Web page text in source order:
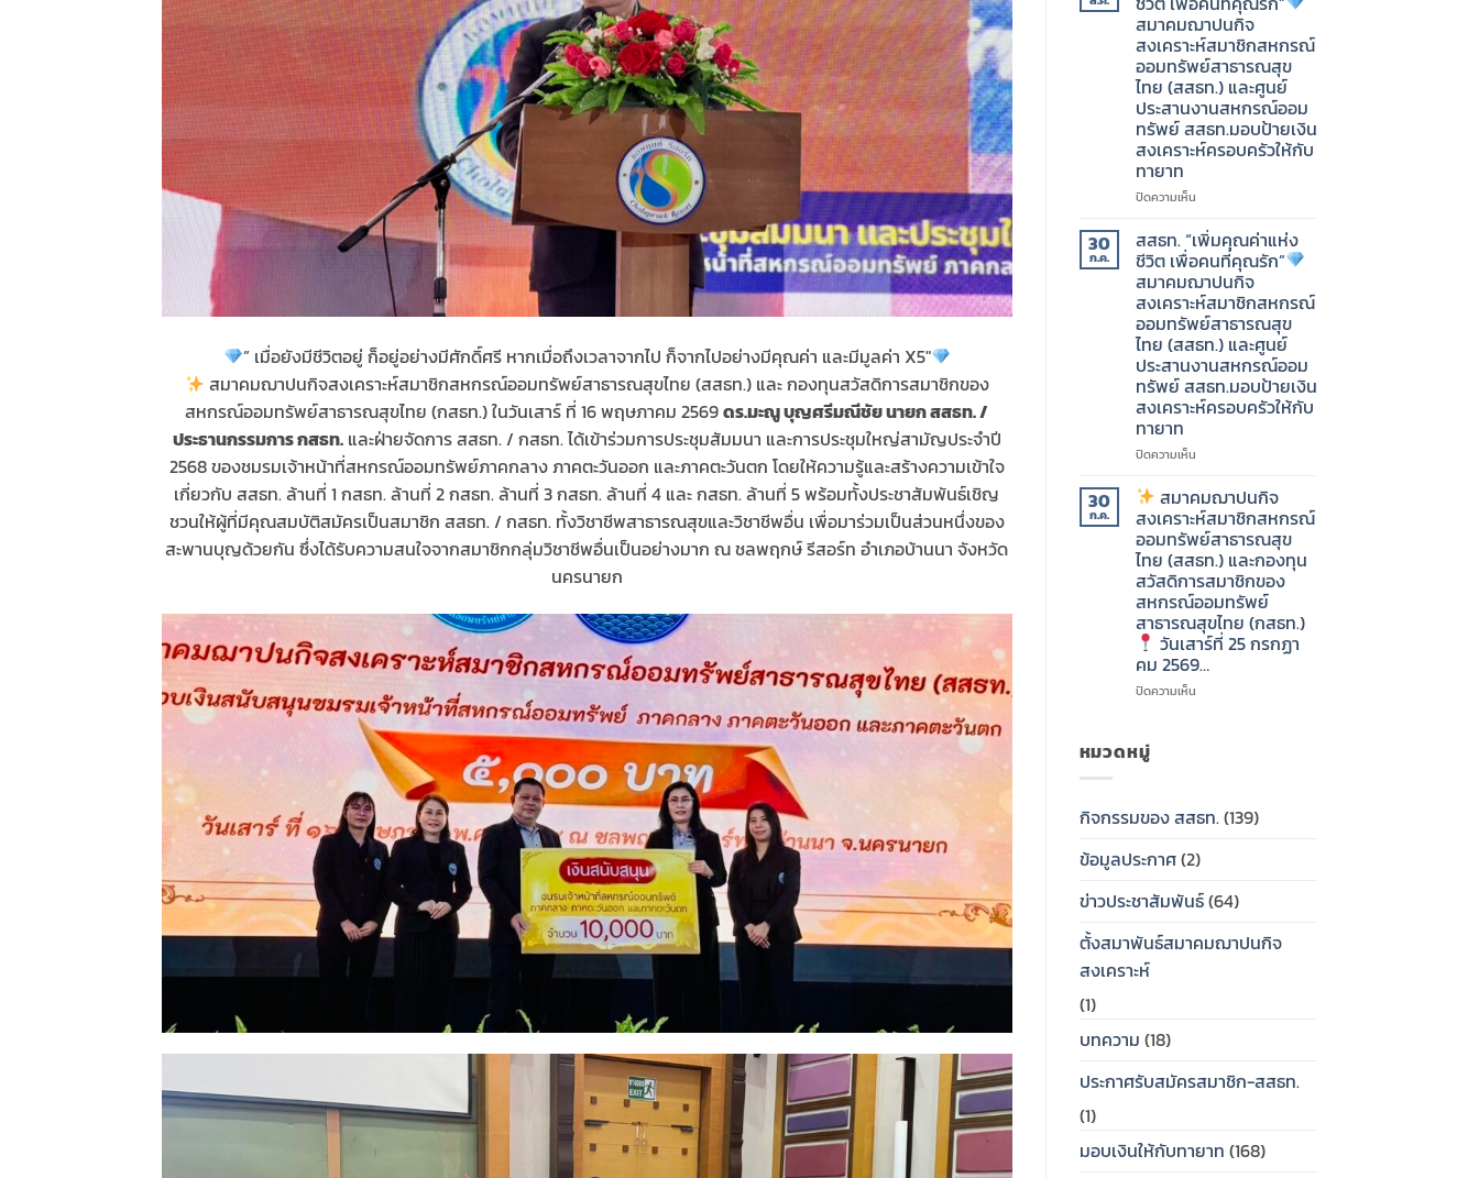
” เมื่อยังมีชีวิตอยู่ ก็อยู่อย่างมีศักดิ์ศรี หากเมื่อถึงเวลาจากไป ก็จากไปอย่างมีคุณค่า และมีมูลค่า X5″
สมาคมฌาปนกิจสงเคราะห์สมาชิกสหกรณ์ออมทรัพย์สาธารณสุขไทย (สสธท.) และ กองทุนสวัสดิการสมาชิกของ
สหกรณ์ออมทรัพย์สาธารณสุขไทย (กสธท.) ในวันเสาร์ ที่ 16 พฤษภาคม 2569ดร.มะณู บุญศรีมณีชัย นายก สสธท. /
ประธานกรรมการ กสธท.และฝ่ายจัดการ สสธท. / กสธท. ได้เข้าร่วมการประชุมสัมมนา และการประชุมใหญ่สามัญประจำปี
2568 ของชมรมเจ้าหน้าที่สหกรณ์ออมทรัพย์ภาคกลาง ภาคตะวันออก และภาคตะวันตก โดยให้ความรู้และสร้างความเข้าใจ
เกี่ยวกับ สสธท. ล้านที่ 1 กสธท. ล้านที่ 2 กสธท. ล้านที่ 3 กสธท. ล้านที่ 4 และ กสธท. ล้านที่ 5 พร้อมทั้งประชาสัมพันธ์เชิญ
ชวนให้ผู้ที่มีคุณสมบัติสมัครเป็นสมาชิก สสธท. / กสธท. ทั้งวิชาชีพสาธารณสุขและวิชาชีพอื่น เพื่อมาร่วมเป็นส่วนหนึ่งของ
สะพานบุญด้วยกัน ซึ่งได้รับความสนใจจากสมาชิกกลุ่มวิชาชีพอื่นเป็นอย่างมาก ณ ชลพฤกษ์ รีสอร์ท อำเภอบ้านนา จังหวัด
นครนายก
ออม
ทรัพย์
สาธารณสุข
ไทย
(กสธท.)
วัน
เสาร์
สิงหาคม
2569…..
สมาชิก
สหกรณ์
ออม
ทรัพย์
สาธารณสุข
ไทย
(สสธท.)
และ
กองทุน
สมาชิก
สหกรณ์
ออม
ทรัพย์
สาธารณสุข
ไทย
(กสธท.)
ใน
วัน
ศุกร์
กรกฎาคม
สมาคมฌาปนกิจ
สงเคราะห์สมาชิกสหกรณ์
ออมทรัพย์สาธารณสุข
ไทย (สสธท.) และศูนย์
ประสานงานสหกรณ์ออม
ทรัพย์ สสธท.มอบป้ายเงิน
สงเคราะห์ครอบครัวให้กับ
ทายาท
ปิดความเห็นบน
“เพิ่ม
คุณค่า
แห่ง
ชีวิต
เพื่อ
คน
ที่
คุณ
รัก”
สมาคม
สงเคราะห์
สหกรณ์
ออม
ทรัพย์
สาธารณสุข
ไทย
(สสธท.)
และ
ศูนย์
ประสาน
งาน
ออม
ครอบครัว
กับ
ทายาท
30
ก.ค.
สสธท. “เพิ่มคุณค่าแห่ง
ชีวิต เพื่อคนที่คุณรัก”
สมาคมฌาปนกิจ
สงเคราะห์สมาชิกสหกรณ์
ออมทรัพย์สาธารณสุข
ไทย (สสธท.) และศูนย์
ประสานงานสหกรณ์ออม
ทรัพย์ สสธท.มอบป้ายเงิน
สงเคราะห์ครอบครัวให้กับ
ทายาท
ปิดความเห็นบน
“เพิ่ม
คุณค่า
แห่ง
ชีวิต
เพื่อ
คน
ที่
คุณ
รัก”
สมาคม
ฌาปนกิจ
สาธารณสุข
ไทย
และ
ประสาน
สหกรณ์
ให้
30
ก.ค.
สมาคมฌาปนกิจ
สงเคราะห์สมาชิกสหกรณ์
ออมทรัพย์สาธารณสุข
ไทย (สสธท.) และกองทุน
สวัสดิการสมาชิกของ
สหกรณ์ออมทรัพย์
สาธารณสุขไทย (กสธท.)
วันเสาร์ที่ 25 กรกฏา
คม 2569…
ปิดความเห็นบน
ออม
สาธารณสุข
(สสธท.)
และ
สวัสดิการ
ไทย
เสาร์
หมวดหมู่
กิจกรรมของ สสธท.(139)
ข้อมูลประกาศ(2)
ข่าวประชาสัมพันธ์(64)
ตั้งสมาพันธ์สมาคมฌาปนกิจ
สงเคราะห์
(1)
บทความ (18)
ประกาศรับสมัครสมาชิก-สสธท.
(1)
มอบเงินให้กับทายาท (168)